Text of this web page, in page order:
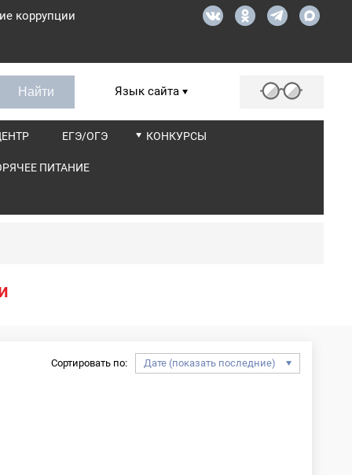
коррупции
Язык сайта
ЕГЭ/ОГЭ КОНКУРСЫ
ПИТАНИЕ
Сортировать по: